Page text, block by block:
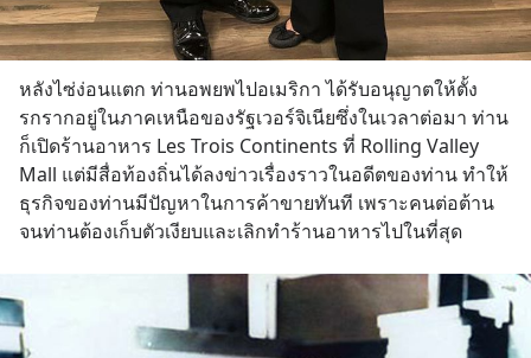
หลังไซ่ง่อนแตก ท่านอพยพไปอเมริกา ได้รับอนุญาตให้ตั้ง
รกรากอยู่ในภาคเหนือของรัฐเวอร์จิเนียซึ่งในเวลาต่อมา ท่าน
ก็เปิดร้านอาหาร Les Trois Continents ที่ Rolling Valley
Mall แต่มีสื่อท้องถิ่นได้ลงข่าวเรื่องราวในอดีตของท่าน ทำให้
ธุรกิจของท่านมีปัญหาในการค้าขายทันที เพราะคนต่อต้าน
จนท่านต้องเก็บตัวเงียบและเลิกทำร้านอาหารไปในที่สุด